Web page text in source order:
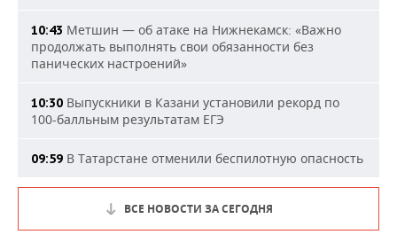
10:43 Метшин — об атаке на Нижнекамск: «Важно
продолжать выполнять свои обязанности без
панических настроений»
10:30 Выпускники в Казани установили рекорд по
100-балльным результатам ЕГЭ
09:59 В Татарстане отменили беспилотную опасность
ВСЕ НОВОСТИ ЗА СЕГОДНЯ